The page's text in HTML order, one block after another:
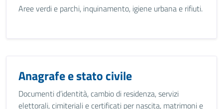
Aree verdi e parchi, inquinamento, igiene urbana e rifiuti.
Anagrafe e stato civile
Documenti d’identità, cambio di residenza, servizi
elettorali, cimiteriali e certificati per nascita, matrimoni e